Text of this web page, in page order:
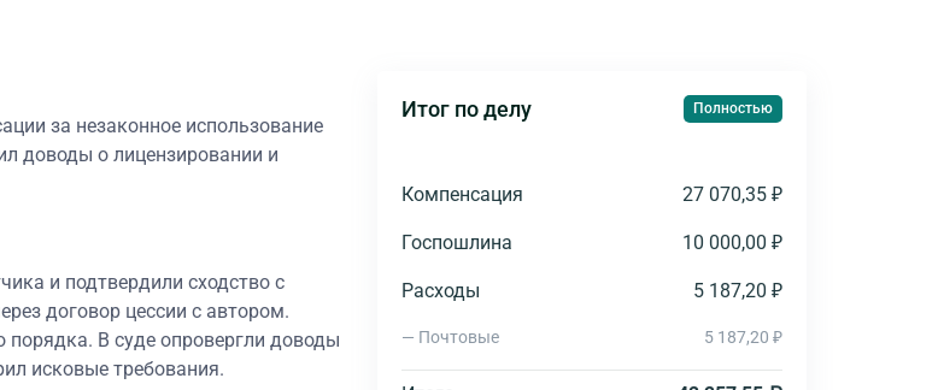
за незаконное использование
доводы о лицензировании и
и подтвердили сходство с
договор цессии с автором.
В суде опровергли доводы
исковые требования.
Итог по делу Полностью
Компенсация 27 070,35 ₽
Госпошлина 10 000,00 ₽
Расходы 5 187,20 ₽
— Почтовые 5 187,20 ₽